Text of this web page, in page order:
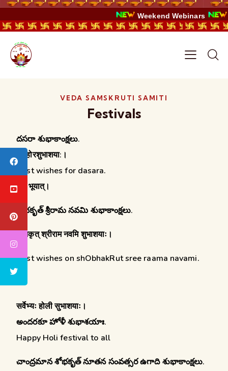
Weekend Webinars
VEDA SAMSKRUTI SAMITI
Festivals
దసరా శుభాకాంక్షలు.
दसहोरशुभाशया:।
Best wishes for dasara.
शुभं भूयात्।
శోభకృత్ శ్రీరామ నవమి శుభాకాంక్షలు.
शोभकृत् श्रीराम नवमि शुभाशयाः।
Best wishes on shObhakRut sree raama navami.
सर्वेभ्यः होली सुभाशयाः।
అందరకూ హోళీ శుభాశయాః.
Happy Holi festival to all
చాంద్రమాన శోభకృత్ నూతన సంవత్సర ఉగాది శుభాకాంక్షలు.